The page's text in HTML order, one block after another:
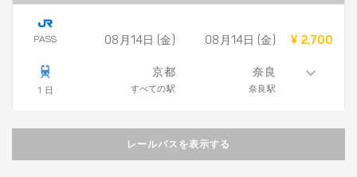
PASS
1 日
08月14日 (金)
京都
すべての駅
08月14日 (金)
奈良
奈良駅
¥ 2,700
レールパスを表示する